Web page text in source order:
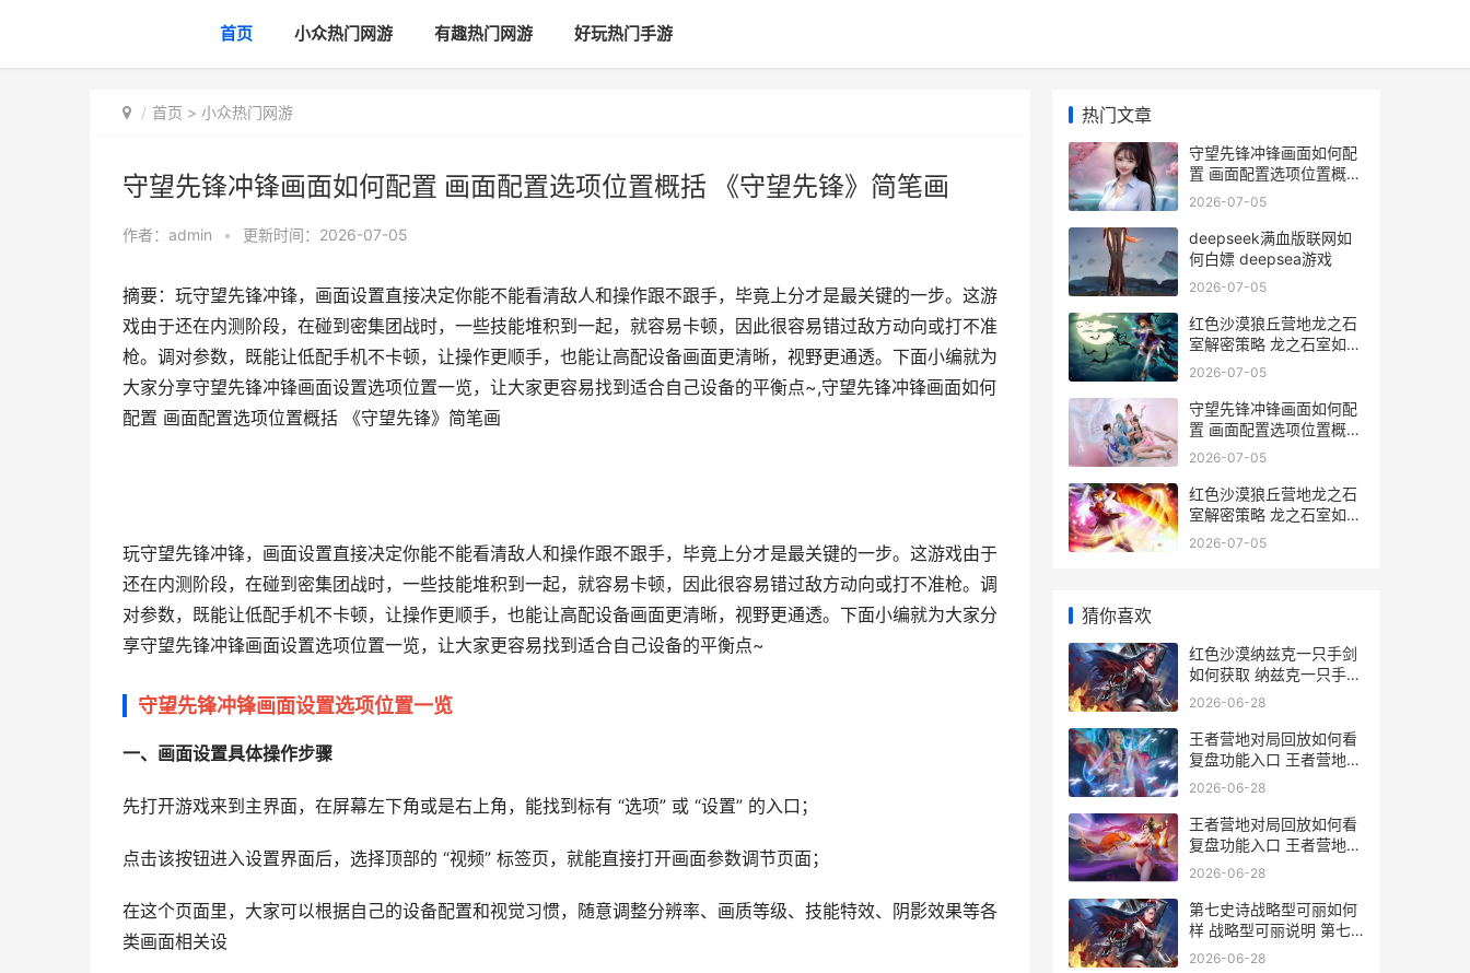
首页 小众热门网游 有趣热门网游 好玩热门手游
首页 > 小众热门网游
守望先锋冲锋画面如何配置 画面配置选项位置概括 《守望先锋》简笔画
作者： admin • 更新时间：2026-07-05
摘要：玩守望先锋冲锋，画面设置直接决定你能不能看清敌人和操作跟不跟手，毕竟上分才是最关键的一步。这游
戏由于还在内测阶段，在碰到密集团战时，一些技能堆积到一起，就容易卡顿，因此很容易错过敌方动向或打不准
枪。调对参数，既能让低配手机不卡顿，让操作更顺手，也能让高配设备画面更清晰，视野更通透。下面小编就为
大家分享守望先锋冲锋画面设置选项位置一览，让大家更容易找到适合自己设备的平衡点~,守望先锋冲锋画面如何
配置 画面配置选项位置概括 《守望先锋》简笔画
玩守望先锋冲锋，画面设置直接决定你能不能看清敌人和操作跟不跟手，毕竟上分才是最关键的一步。这游戏由于
还在内测阶段，在碰到密集团战时，一些技能堆积到一起，就容易卡顿，因此很容易错过敌方动向或打不准枪。调
对参数，既能让低配手机不卡顿，让操作更顺手，也能让高配设备画面更清晰，视野更通透。下面小编就为大家分
享守望先锋冲锋画面设置选项位置一览，让大家更容易找到适合自己设备的平衡点~
守望先锋冲锋画面设置选项位置一览
一、画面设置具体操作步骤
先打开游戏来到主界面，在屏幕左下角或是右上角，能找到标有 “选项” 或 “设置” 的入口；
点击该按钮进入设置界面后，选择顶部的 “视频” 标签页，就能直接打开画面参数调节页面；
在这个页面里，大家可以根据自己的设备配置和视觉习惯，随意调整分辨率、画质等级、技能特效、阴影效果等各
类画面相关设
热门文章
守望先锋冲锋画面如何配
置 画面配置选项位置概括
《守望先锋》简笔画
2026-07-05
deepseek满血版联网如
何白嫖 deepsea游戏
2026-07-05
红色沙漠狼丘营地龙之石
室解密策略 龙之石室如何
解密 红色沙漠狼丘营地卢
2026-07-05
守望先锋冲锋画面如何配
置 画面配置选项位置概括
守望先锋冲锋枪
2026-07-05
红色沙漠狼丘营地龙之石
室解密策略 龙之石室如何
解密 黑色沙漠红狼部落据
2026-07-05
猜你喜欢
红色沙漠纳兹克一只手剑
如何获取 纳兹克一只手剑
获取地点和流程 红色沙漠
2026-06-28
王者营地对局回放如何看
复盘功能入口 王者营地的
对局回顾怎么没了
2026-06-28
王者营地对局回放如何看
复盘功能入口 王者营地对
局回放在哪看
2026-06-28
第七史诗战略型可丽如何
样 战略型可丽说明 第七
史诗战斗机制
2026-06-28